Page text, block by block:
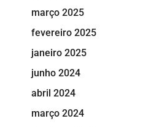
março 2025
fevereiro 2025
janeiro 2025
junho 2024
abril 2024
março 2024